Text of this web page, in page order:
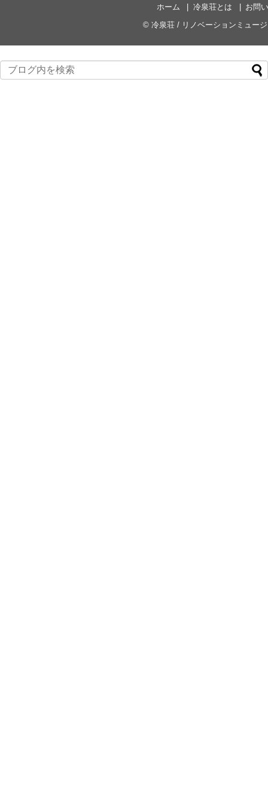
ホーム 冷泉荘とは
お問
© 冷泉荘 / リノベーションミュー